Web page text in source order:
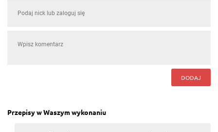
DODAJ
Przepisy w Waszym wykonaniu